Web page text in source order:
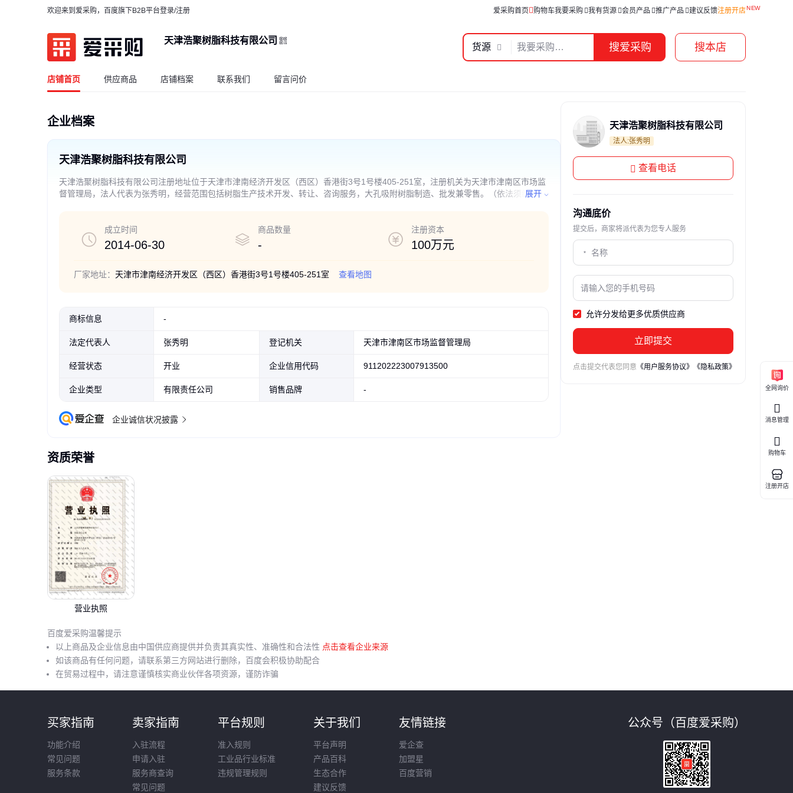
欢迎来到爱采购，百度旗下B2B平台登录/注册 爱采购首页 购物车我要采购 我有货源 会员产品 推广产品 建议反馈注册开店
天津浩聚树脂科技有限公司
搜爱采购 搜本店
货源
店铺首页 供应商品 店铺档案 联系我们 留言问价
企业档案
天津浩聚树脂科技有限公司
天津浩聚树脂科技有限公司注册地址位于天津市津南经济开发区（西区）香港街3号1号楼405-251室，注册机关为天津市津南区市场监
督管理局，法人代表为张秀明，经营范围包括树脂生产技术开发、转让、咨询服务，大孔吸附树脂制造、批发兼零售。（依法须经批准
展开
成立时间
2014-06-30
商品数量
-
注册资本
100万元
厂家地址： 天津市津南经济开发区（西区）香港街3号1号楼405-251室 查看地图
商标信息 -
法定代表人 张秀明 登记机关 天津市津南区市场监督管理局
经营状态 开业 企业信用代码 911202223007913500
企业类型 有限责任公司 销售品牌 -
企业诚信状况披露
资质荣誉
营业执照
天津浩聚树脂科技有限公司
法人:张秀明
查看电话
沟通底价
提交后，商家将派代表为您专人服务
允许分发给更多优质供应商
立即提交
点击提交代表您同意 《用户服务协议》 《隐私政策》
百度爱采购温馨提示
以上商品及企业信息由中国供应商提供并负责其真实性、准确性和合法性 点击查看企业来源
如该商品有任何问题，请联系第三方网站进行删除，百度会积极协助配合
在贸易过程中，请注意谨慎核实商业伙伴各项资源，谨防诈骗
买家指南
功能介绍
常见问题
服务条款
卖家指南
入驻流程
申请入驻
服务商查询
常见问题
平台规则
准入规则
工业品行业标准
违规管理规则
关于我们
平台声明
产品百科
生态合作
建议反馈
友情链接
爱企查
加盟星
百度营销
公众号（百度爱采购）
全网询价
消息管理
购物车
注册开店